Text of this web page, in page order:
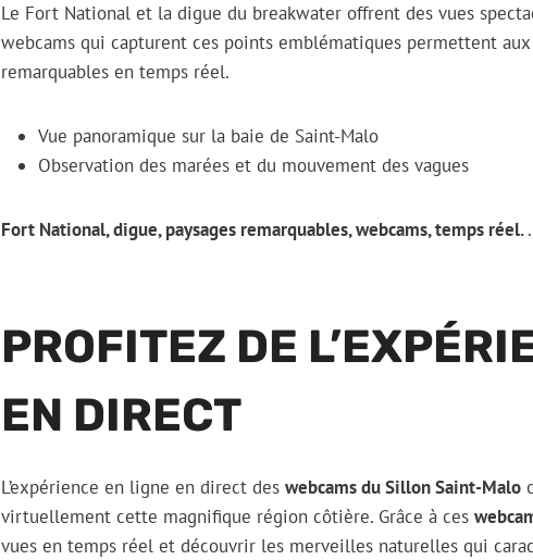
Le Fort National et la digue du breakwater offrent des vues
webcams qui capturent ces points emblématiques permettent
remarquables en temps réel.
Vue panoramique sur la baie de Saint-Malo
Observation des marées et du mouvement des vagues
Fort National, digue, paysages remarquables, webcams, temps réel..
PROFITEZ DE
EN DIRECT
L’expérience en ligne en direct des webcams du Sillon Saint-Malo
virtuellement cette magnifique région côtière. Grâce à ces
vues en temps réel et découvrir les merveilles naturelles qui